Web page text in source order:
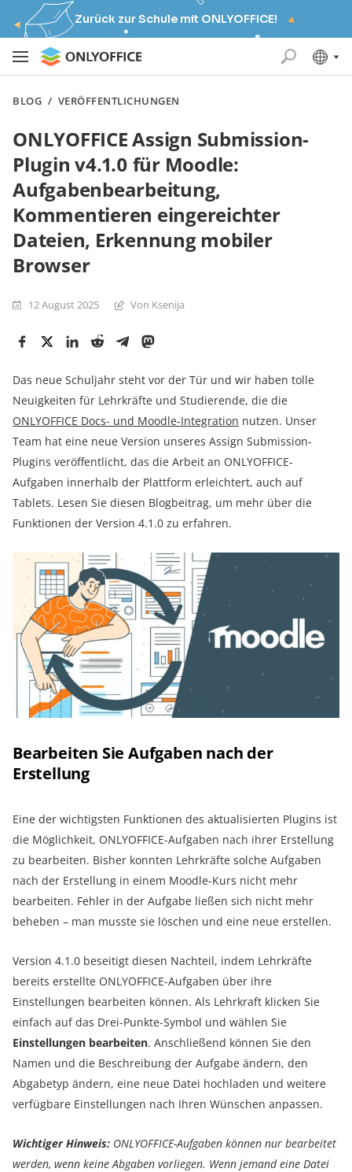
Zurück zur Schule mit ONLYOFFICE!
BLOG / VERÖFFENTLICHUNGEN
ONLYOFFICE Assign Submission-
Plugin v4.1.0 für Moodle:
Aufgabenbearbeitung,
Kommentieren eingereichter
Dateien, Erkennung mobiler
Browser
12 August 2025 Von Ksenija
Das neue Schuljahr steht vor der Tür und wir haben tolle
Neuigkeiten für Lehrkräfte und Studierende, die die
ONLYOFFICE Docs- und Moodle-Integration nutzen. Unser
Team hat eine neue Version unseres Assign Submission-
Plugins veröffentlicht, das die Arbeit an ONLYOFFICE-
Aufgaben innerhalb der Plattform erleichtert, auch auf
Tablets. Lesen Sie diesen Blogbeitrag, um mehr über die
Funktionen der Version 4.1.0 zu erfahren.
Bearbeiten Sie Aufgaben nach der
Erstellung
Eine der wichtigsten Funktionen des aktualisierten Plugins ist
die Möglichkeit, ONLYOFFICE-Aufgaben nach ihrer Erstellung
zu bearbeiten. Bisher konnten Lehrkräfte solche Aufgaben
nach der Erstellung in einem Moodle-Kurs nicht mehr
bearbeiten. Fehler in der Aufgabe ließen sich nicht mehr
beheben – man musste sie löschen und eine neue erstellen.
Version 4.1.0 beseitigt diesen Nachteil, indem Lehrkräfte
bereits erstellte ONLYOFFICE-Aufgaben über ihre
Einstellungen bearbeiten können. Als Lehrkraft klicken Sie
einfach auf das Drei-Punkte-Symbol und wählen Sie
Einstellungen bearbeiten. Anschließend können Sie den
Namen und die Beschreibung der Aufgabe ändern, den
Abgabetyp ändern, eine neue Datei hochladen und weitere
verfügbare Einstellungen nach Ihren Wünschen anpassen.
Wichtiger Hinweis: ONLYOFFICE-Aufgaben können nur bearbeitet
werden, wenn keine Abgaben vorliegen. Wenn jemand eine Datei